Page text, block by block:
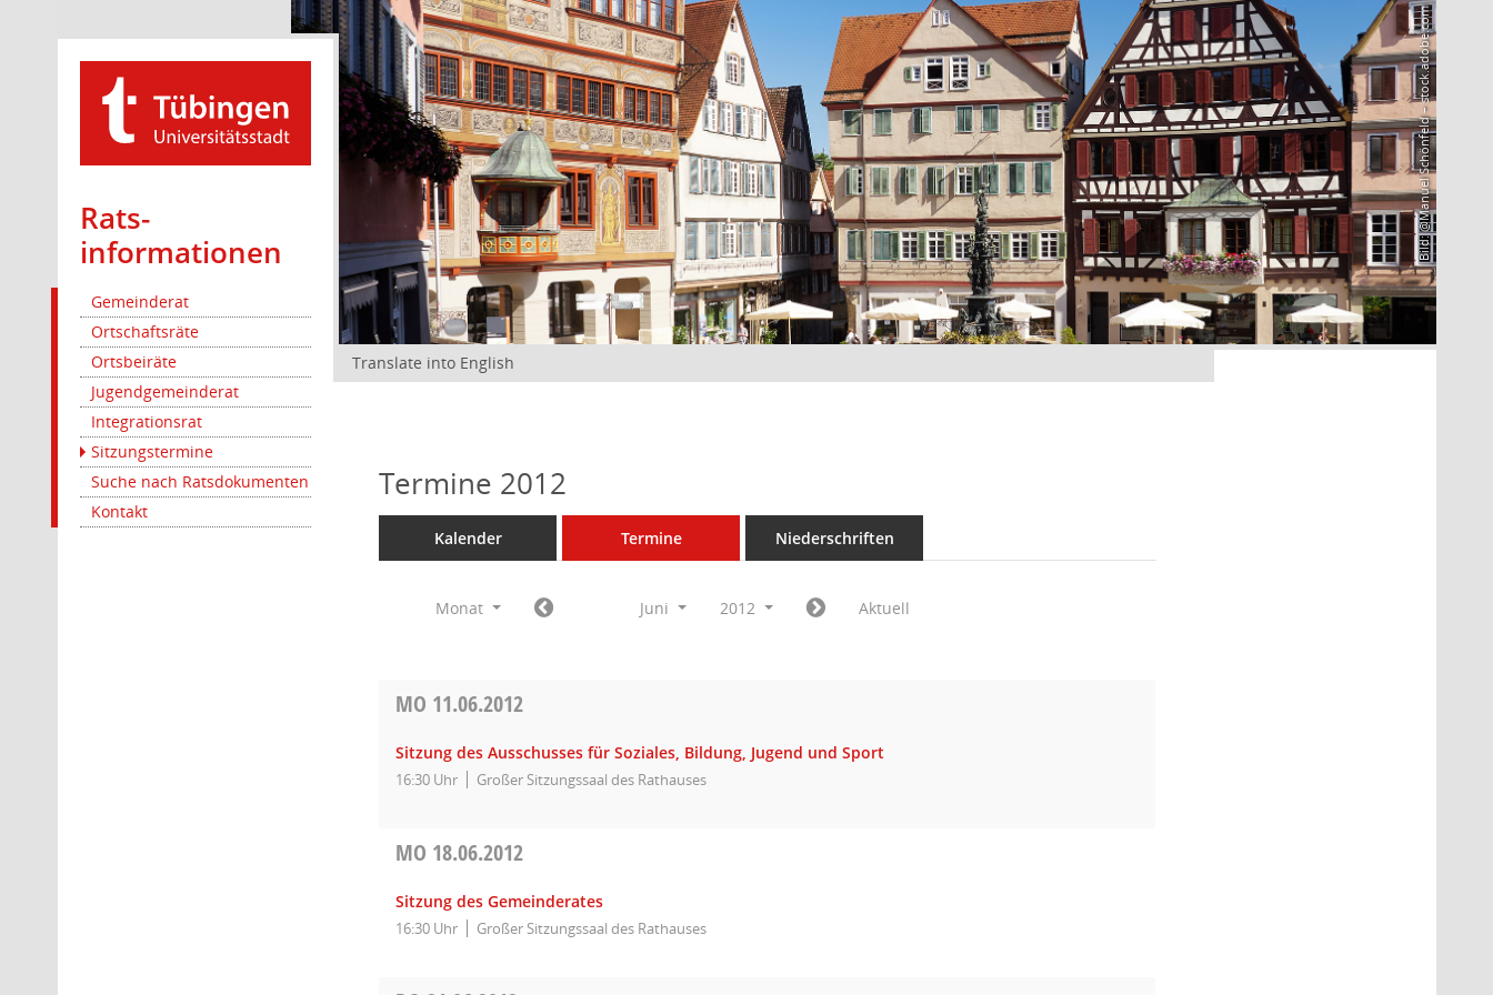
Rats­
informationen
Gemeinderat
Ortschaftsräte
Ortsbeiräte
Jugendgemeinderat
Integrationsrat
Sitzungstermine
Suche nach Ratsdokumenten
Kontakt
Bild: @Manuel Schönfeld – stock.adobe.com
Translate into English
Termine 2012
Kalender Termine Niederschriften
Monat Juni 2012 Aktuell
MO 11.06.2012
Sitzung des Ausschusses für Soziales, Bildung, Jugend und Sport
16:30 Uhr Großer Sitzungssaal des Rathauses
MO 18.06.2012
Sitzung des Gemeinderates
16:30 Uhr Großer Sitzungssaal des Rathauses